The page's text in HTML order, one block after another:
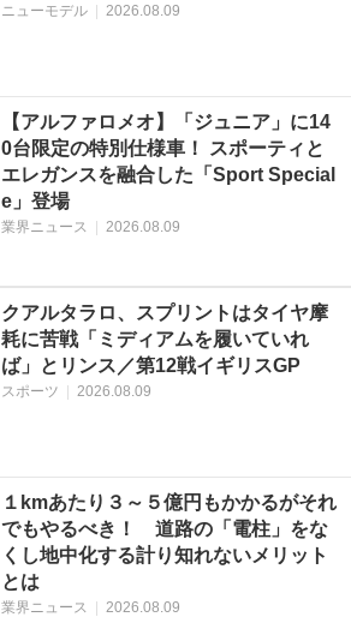
ニューモデル | 2026.08.09
【アルファロメオ】「ジュニア」に14
0台限定の特別仕様車！ スポーティと
エレガンスを融合した「Sport Special
e」登場
業界ニュース | 2026.08.09
クアルタラロ、スプリントはタイヤ摩
耗に苦戦「ミディアムを履いていれ
ば」とリンス／第12戦イギリスGP
スポーツ | 2026.08.09
１kmあたり３～５億円もかかるがそれ
でもやるべき！ 道路の「電柱」をな
くし地中化する計り知れないメリット
とは
業界ニュース | 2026.08.09